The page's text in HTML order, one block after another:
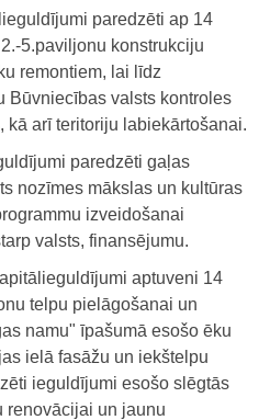
paredzēti ap 14
5.paviljonu konstrukciju
remontiem, lai līdz
Būvniecības valsts kontroles
kā arī teritoriju labiekārtošanai.
paredzēti gaļas
nozīmes mākslas un kultūras
izveidošanai
valsts, finansējumu.
aptuveni 14
telpu pielāgošanai un
namu" īpašumā esošo ēku
ielā fasāžu un iekštelpu
ieguldījumi esošo slēgtās
renovācijai un jaunu